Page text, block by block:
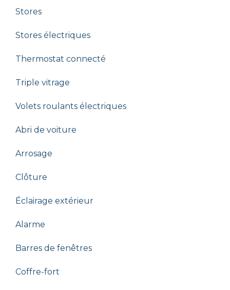
Stores
Stores électriques
Thermostat connecté
Triple vitrage
Volets roulants électriques
Abri de voiture
Arrosage
Clôture
Éclairage extérieur
Alarme
Barres de fenêtres
Coffre-fort